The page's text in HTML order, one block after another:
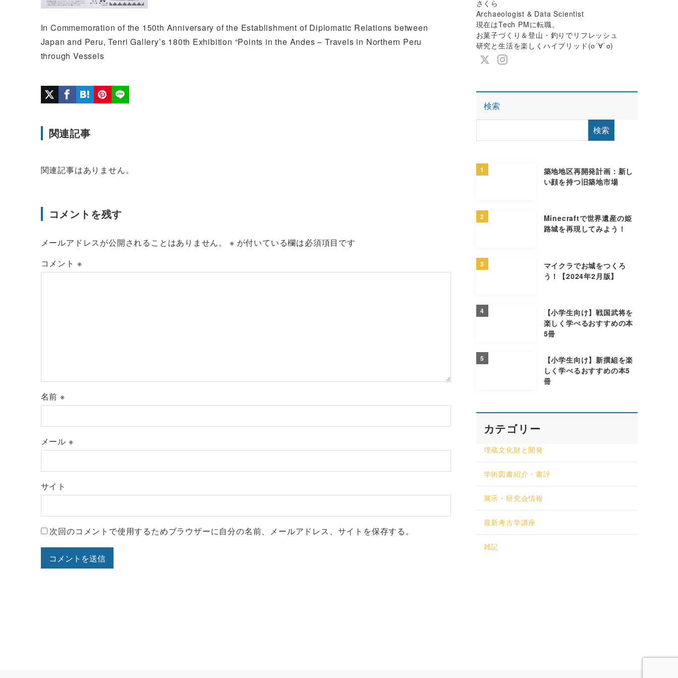
In Commemoration of the 150th Anniversary of the Establishment of Diplomatic Relations between
Japan and Peru, Tenri Gallery’s 180th Exhibition “Points in the Andes – Travels in Northern Peru
through Vessels
関連記事
関連記事はありません。
コメントを残す
メールアドレスが公開されることはありません。 ※ が付いている欄は必須項目です
コメント ※
名前 ※
メール ※
サイト
次回のコメントで使用するためブラウザーに自分の名前、メールアドレス、サイトを保存する。
さくら
Archaeologist & Data Scientist
現在はTech PMに転職。
お菓子づくり＆登山・釣りでリフレッシュ
研究と生活を楽しくハイブリッド(о´∀`о)
検索
検索
1
築地地区再開発計画：新し
い顔を持つ旧築地市場
2
Minecraftで世界遺産の姫
路城を再現してみよう！
3
マイクラでお城をつくろ
う！【2024年2月版】
4
【小学生向け】戦国武将を
楽しく学べるおすすめの本
5冊
5
【小学生向け】新撰組を楽
しく学べるおすすめの本5
冊
カテゴリー
埋蔵文化財と開発
学術図書紹介・書評
展示・研究会情報
最新考古学講座
雑記